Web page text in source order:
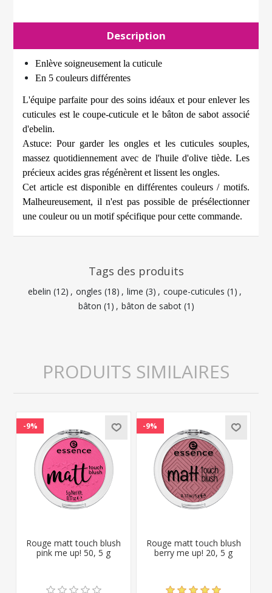
Description
Enlève soigneusement la cuticule
En 5 couleurs différentes
L'équipe parfaite pour des soins idéaux et pour enlever les
cuticules est le coupe-cuticule et le bâton de sabot associé
d'ebelin.
Astuce: Pour garder les ongles et les cuticules souples,
massez quotidiennement avec de l'huile d'olive tiède. Les
précieux acides gras régénèrent et lissent les ongles.
Cet article est disponible en différentes couleurs / motifs.
Malheureusement, il n'est pas possible de présélectionner
une couleur ou un motif spécifique pour cette commande.
Tags des produits
ebelin (12) , ongles (18) , lime (3) , coupe-cuticules (1) ,
bâton (1) , bâton de sabot (1)
PRODUITS SIMILAIRES
-9%
Rouge matt touch blush
pink me up! 50, 5 g
-9%
Rouge matt touch blush
berry me up! 20, 5 g